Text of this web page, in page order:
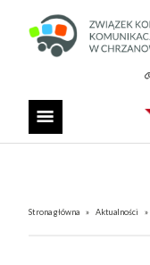
Strona główna Aktualności